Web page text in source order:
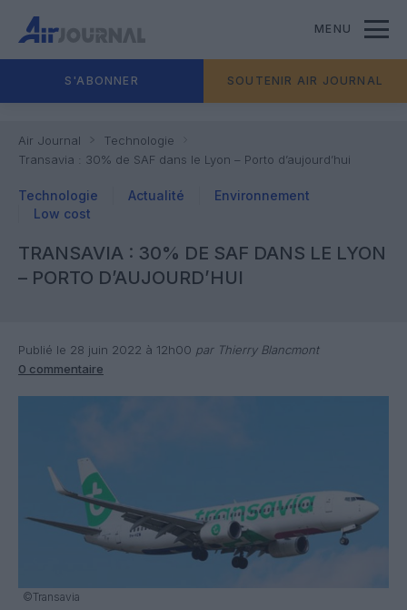
MENU
S'ABONNER SOUTENIR AIR JOURNAL
Air Journal
Technologie
Transavia : 30% de SAF dans le Lyon – Porto d’aujourd’hui
Technologie Actualité
Environnement
Low cost
TRANSAVIA : 30% DE SAF DANS LE LYON
– PORTO D’AUJOURD’HUI
Publié le 28 juin 2022 à 12h00 par Thierry Blancmont
0 commentaire
©Transavia